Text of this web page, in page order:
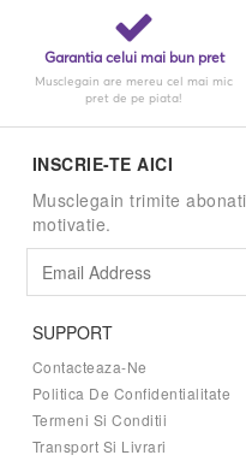
Garantia celui mai bun pret
Musclegain are mereu cel mai mic
pret de pe piata!
INSCRIE-TE AICI
Musclegain trimite
motivatie.
SUPPORT
Contacteaza-Ne
Politica De Confidentialitate
Termeni Si Conditii
Transport Si Livrari